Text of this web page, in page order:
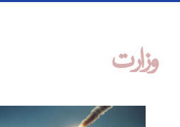
وزارت